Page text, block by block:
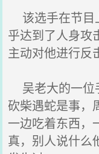
该选手在节目
乎达到了人身攻
主动对他进行反
吴老大的一位
砍柴遇蛇是事，
一边吃着东西，
真，别人说什么